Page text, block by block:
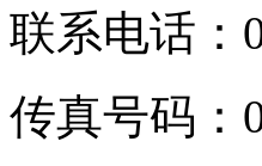
联系电话
传真号码：